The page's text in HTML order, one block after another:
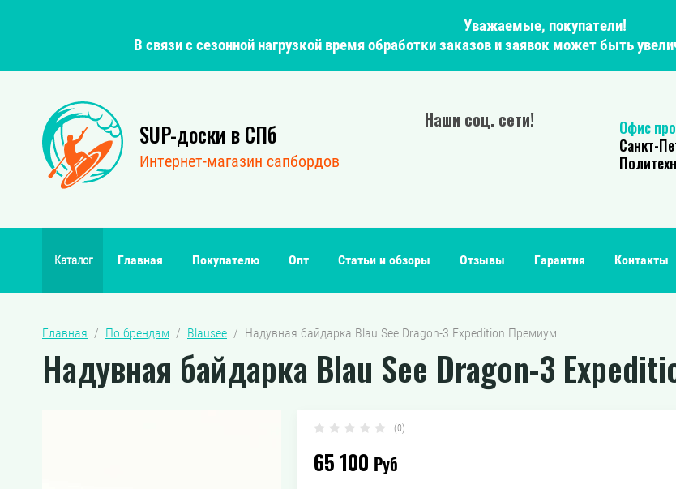
Уважаемые, покупатели!
В связи с сезонной нагрузкой время обработки заказов и заявок может быть
Каталог Главная Покупателю Опт Статьи и обзоры Отзывы Гарантия Контакты
SUP-доски в СПб
Интернет-магазин сапбордов
Наши соц. сети!
Офис
Санкт-
Главная
  /
По брендам
  /
Blausee
  /  Надувная байдарка Blau See Dragon-3 Expedition Премиум
Надувная байдарка Blau See Dragon-3
(0)
65 100 Руб